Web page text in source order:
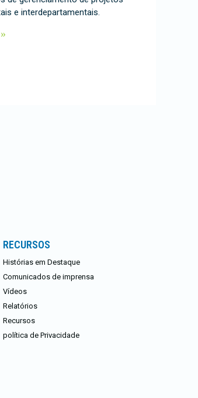
e interdepartamentais.
RECURSOS
Histórias em Destaque
Comunicados de imprensa
Vídeos
Relatórios
Recursos
política de Privacidade